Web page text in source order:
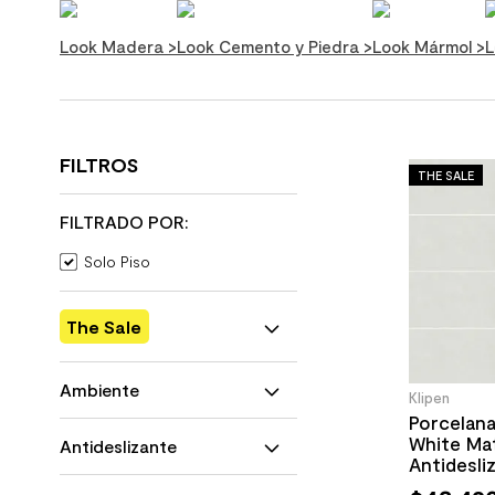
Look Madera >Look Cemento y Piedra >Look Mármol >
FILTROS
FILTRADO POR:
Solo Piso
The Sale
No
Ambiente
Gimnasios
Hospitales
Antideslizante
THE SALE
Klipen
White